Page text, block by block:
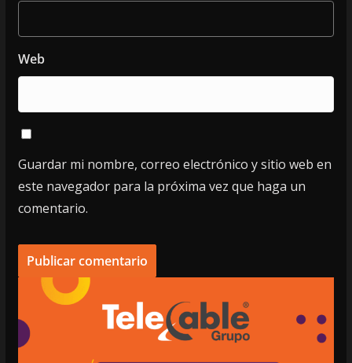
Web
Guardar mi nombre, correo electrónico y sitio web en
este navegador para la próxima vez que haga un
comentario.